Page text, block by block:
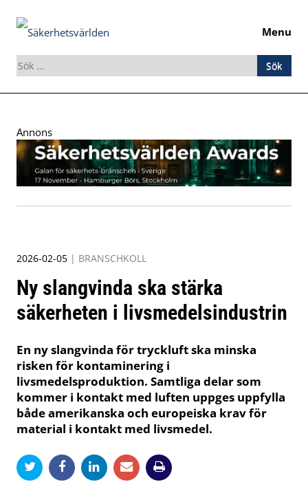
Menu
Sök
efter:
to
content
Annons
2026-02-05 | BRANSCHKOLL
Ny slangvinda ska stärka
säkerheten i livsmedelsindustrin
En ny slangvinda för tryckluft ska minska
risken för kontaminering i
livsmedelsproduktion. Samtliga delar som
kommer i kontakt med luften uppges uppfylla
både amerikanska och europeiska krav för
material i kontakt med livsmedel.